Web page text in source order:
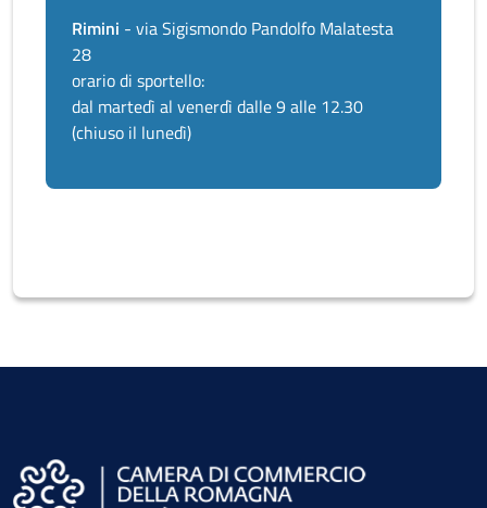
Rimini - via Sigismondo Pandolfo Malatesta
28
orario di sportello:
dal martedì al venerdì dalle 9 alle 12.30
(chiuso il lunedì)